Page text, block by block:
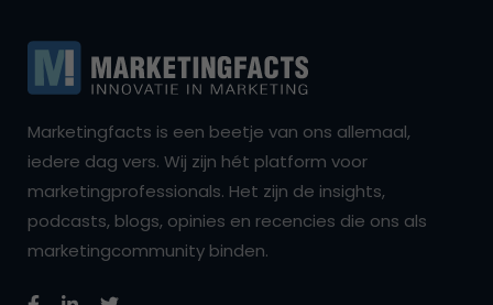
Marketingfacts is een beetje van ons allemaal,
iedere dag vers. Wij zijn hét platform voor
marketingprofessionals. Het zijn de insights,
podcasts, blogs, opinies en recencies die ons als
marketingcommunity binden.